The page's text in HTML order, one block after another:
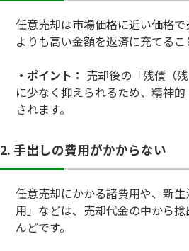
任意売却は市場価格に近い価格
よりも高い金額を返済に充てるこ
・ポイント： 売却後の「残債（
に少なく抑えられるため、精神
されます。
2. 手出しの費用がかからない
任意売却にかかる諸費用や、新
用」などは、売却代金の中から
んどです。